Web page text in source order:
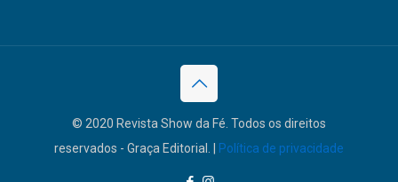
© 2020 Revista Show da Fé. Todos os direitos
reservados - Graça Editorial. |
Política de privacidade